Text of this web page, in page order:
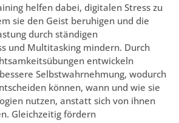
helfen dabei, digitalen Stress zu
sie den Geist beruhigen und die
durch ständigen
und Multitasking mindern. Durch
entwickeln
Selbstwahrnehmung, wodurch
können, wann und wie sie
nutzen, anstatt sich von ihnen
Gleichzeitig fördern